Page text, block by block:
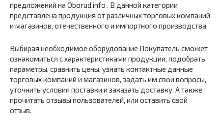
предложений на Oborud.info . В данной категории
представлена продукция от различных торговых компаний
и магазинов, отечественного и импортного производства
Выбирая необходимое оборудование Покупатель сможет
ознакомиться с характеристиками продукции, подобрать
параметры, сравнить цены, узнать контактные данные
торговых компаний и магазинов, задать им свои вопросы,
уточнить условия поставки и заказать доставку. А также,
прочитать отзывы пользователей, или оставить свой
отзыв.